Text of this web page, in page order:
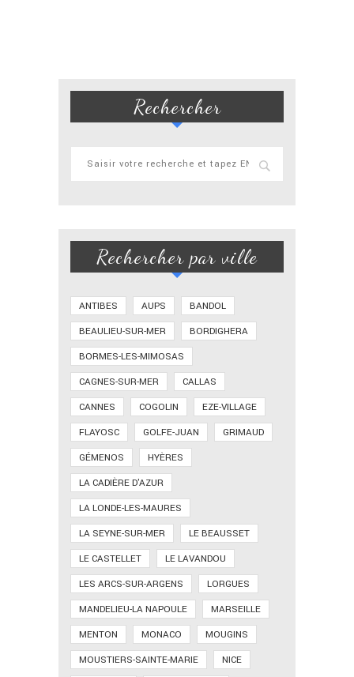
Rechercher
Rechercher par ville
ANTIBES AUPS
BANDOL
BEAULIEU-SUR-MER
BORDIGHERA
BORMES-LES-MIMOSAS
CAGNES-SUR-MER
CALLAS
CANNES
COGOLIN
EZE-VILLAGE
FLAYOSC
GOLFE-JUAN
GRIMAUD
GÉMENOS
HYÈRES
LA CADIÈRE D'AZUR
LA LONDE-LES-MAURES
LA SEYNE-SUR-MER
LE BEAUSSET
LE CASTELLET
LE LAVANDOU
LES ARCS-SUR-ARGENS
LORGUES
MANDELIEU-LA NAPOULE
MARSEILLE
MENTON
MONACO
MOUGINS
MOUSTIERS-SAINTE-MARIE
NICE